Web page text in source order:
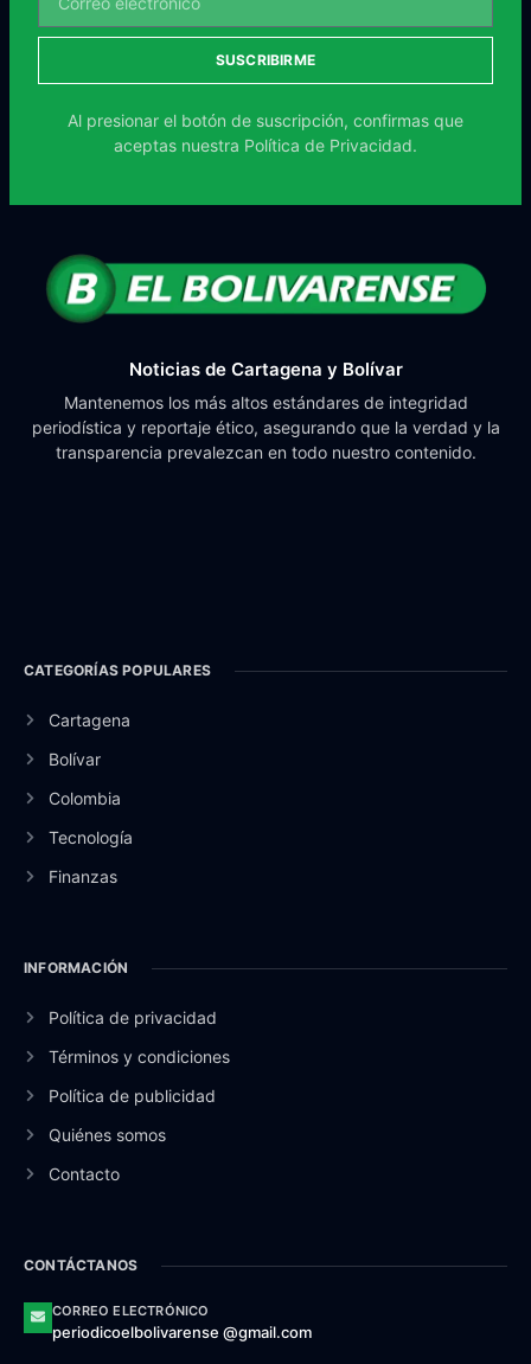
SUSCRIBIRME
Al presionar el botón de suscripción, confirmas que
aceptas nuestra Política de Privacidad.
Noticias de Cartagena y Bolívar
Mantenemos los más altos estándares de integridad
periodística y reportaje ético, asegurando que la verdad y la
transparencia prevalezcan en todo nuestro contenido.
CATEGORÍAS POPULARES
Cartagena
Bolívar
Colombia
Tecnología
Finanzas
INFORMACIÓN
Política de privacidad
Términos y condiciones
Política de publicidad
Quiénes somos
Contacto
CONTÁCTANOS
CORREO ELECTRÓNICO
periodicoelbolivarense @gmail.com